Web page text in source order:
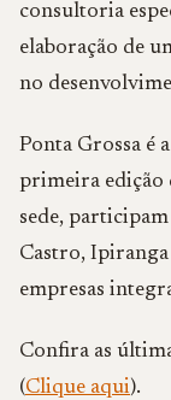
consultoria
elaboração de
no
Ponta Grossa é
primeira edição
sede,
Castro,
empresas
Confira as
(Clique aqui).